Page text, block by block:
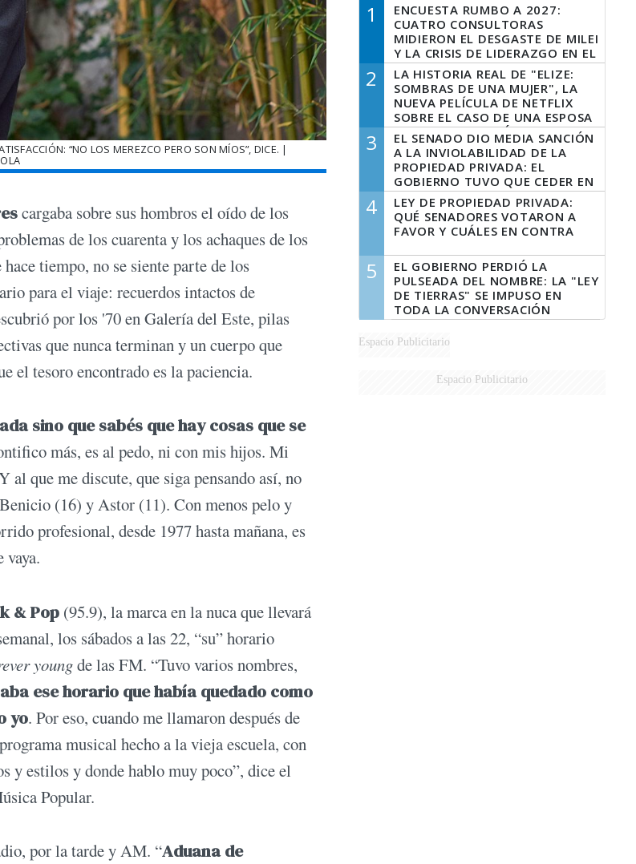
“NO LOS MEREZCO PERO SON MÍOS”, DICE. |
cargaba sobre sus hombros el oído de los
de los cuarenta y los achaques de los
tiempo, no se siente parte de los
para el viaje: recuerdos intactos de
por los '70 en Galería del Este, pilas
que nunca terminan y un cuerpo que
el tesoro encontrado es la paciencia.
sino que sabés que hay cosas que se
más, es al pedo, ni con mis hijos. Mi
que me discute, que siga pensando así, no
(16) y Astor (11). Con menos pelo y
profesional, desde 1977 hasta mañana, es
vaya.
& Pop (95.9), la marca en la nuca que llevará
los sábados a las 22, “su” horario
youngde las FM. “Tuvo varios nombres,
ese horario que había quedado como
yo. Por eso, cuando me llamaron después de
musical hecho a la vieja escuela, con
y estilos y donde hablo muy poco”, dice el
Popular.
por la tarde y AM. “Aduana de
1
ENCUESTA RUMBO A 2027:
CUATRO CONSULTORAS
MIDIERON EL DESGASTE DE MILEI
Y LA CRISIS DE LIDERAZGO EN EL
PERONISMO
2
LA HISTORIA REAL DE "ELIZE:
SOMBRAS DE UNA MUJER", LA
NUEVA PELÍCULA DE NETFLIX
SOBRE EL CASO DE UNA ESPOSA
QUE DESCUARTIZÓ A SU
MARIDO
3
EL SENADO DIO MEDIA SANCIÓN
A LA INVIOLABILIDAD DE LA
PROPIEDAD PRIVADA: EL
GOBIERNO TUVO QUE CEDER EN
LA LEY DEL MANEJO DEL FUEGO
4
LEY DE PROPIEDAD PRIVADA:
QUÉ SENADORES VOTARON A
FAVOR Y CUÁLES EN CONTRA
5
EL GOBIERNO PERDIÓ LA
PULSEADA DEL NOMBRE: LA "LEY
DE TIERRAS" SE IMPUSO EN
TODA LA CONVERSACIÓN
DIGITAL
Espacio Publicitario
Espacio Publicitario